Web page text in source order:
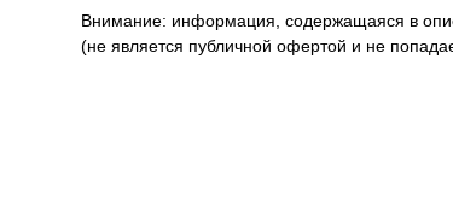
Внимание: информация, содержащаяся в
(не является публичной офертой и не